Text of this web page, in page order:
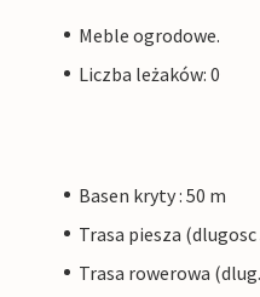
Meble ogrodowe.
Liczba leżaków: 0
Basen kryty : 50 m
Trasa piesza
Trasa rowerowa